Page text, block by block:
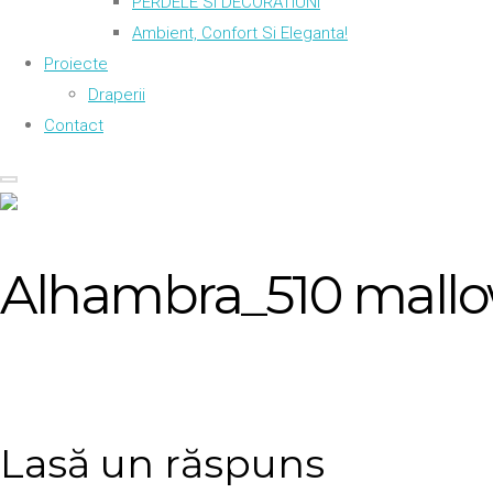
Ambient, Confort Si Eleganta!
Proiecte
Draperii
Contact
Alhambra_510
Lasă un răspuns